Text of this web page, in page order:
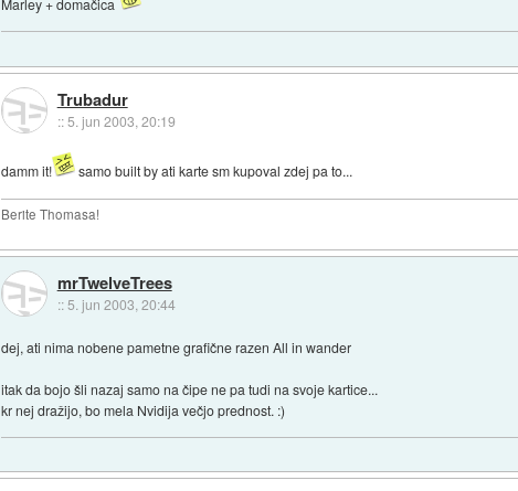
Marley + domačica
Trubadur
::5. jun 2003, 20:19
damm it! samo built by ati karte sm kupoval zdej pa to...
Berite Thomasa!
mrTwelveTrees
:: 5. jun 2003, 20:44
dej, ati nima nobene pametne grafične razen All in wander
itak da bojo šli nazaj samo na čipe ne pa tudi na svoje kartice...
kr nej dražijo, bo mela Nvidija večjo prednost. :)